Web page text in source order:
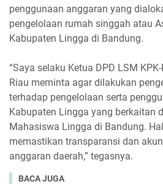
penggunaan anggaran yang
pengelolaan rumah singgah atau
Kabupaten Lingga di Bandung.
“Saya selaku Ketua DPD LSM
Riau meminta agar dilakukan
terhadap pengelolaan serta
Kabupaten Lingga yang berkaitan
Mahasiswa Lingga di Bandung.
memastikan transparansi dan
anggaran daerah,” tegasnya.
BACA JUGA